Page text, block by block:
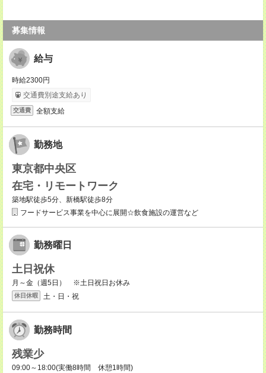
募集情報
給与
時給2300円
交通費別途支給あり
交通費 全額支給
勤務地
東京都中央区
在宅・リモートワーク
築地駅徒歩5分、新橋駅徒歩8分
フードサービス事業を中心に展開☆飲食施設の運営など
勤務曜日
土日祝休
月～金（週5日） ※土日祝日お休み
休日休暇 土・日・祝
勤務時間
残業少
09:00～18:00(実働8時間 休憩1時間)